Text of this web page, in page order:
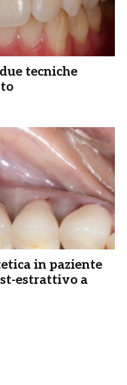
tecniche
in paziente
estrattivo a